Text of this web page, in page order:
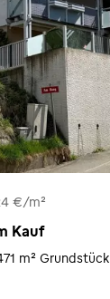
€/m²
Kauf
m² Grundstück